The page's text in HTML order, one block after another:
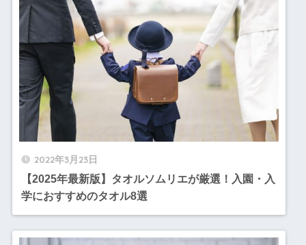
2022年3月23日
【2025年最新版】タオルソムリエが厳選！入園・入
学におすすめのタオル8選